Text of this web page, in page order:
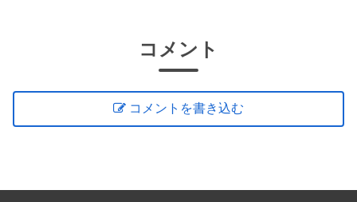
コメント
コメントを書き込む